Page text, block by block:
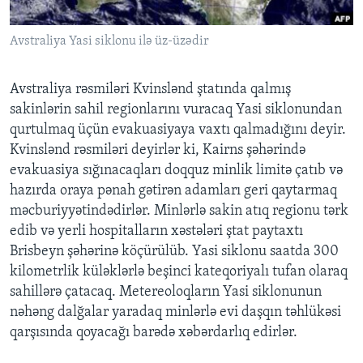
BIZI IZLƏYIN
Dillər
Avstraliya Yasi siklonu ilə üz-üzədir
Avstraliya rəsmiləri Kvinslənd ştatında qalmış
sakinlərin sahil regionlarını vuracaq Yasi siklonundan
qurtulmaq üçün evakuasiyaya vaxtı qalmadığını deyir.
Kvinslənd rəsmiləri deyirlər ki, Kairns şəhərində
evakuasiya sığınacaqları doqquz minlik limitə çatıb və
hazırda oraya pənah gətirən adamları geri qaytarmaq
məcburiyyətindədirlər. Minlərlə sakin atıq regionu tərk
edib və yerli hospitalların xəstələri ştat paytaxtı
Brisbeyn şəhərinə köçürülüb. Yasi siklonu saatda 300
kilometrlik küləklərlə beşinci kateqoriyalı tufan olaraq
sahillərə çatacaq. Metereoloqların Yasi siklonunun
nəhəng dalğalar yaradaq minlərlə evi daşqın təhlükəsi
qarşısında qoyacağı barədə xəbərdarlıq edirlər.